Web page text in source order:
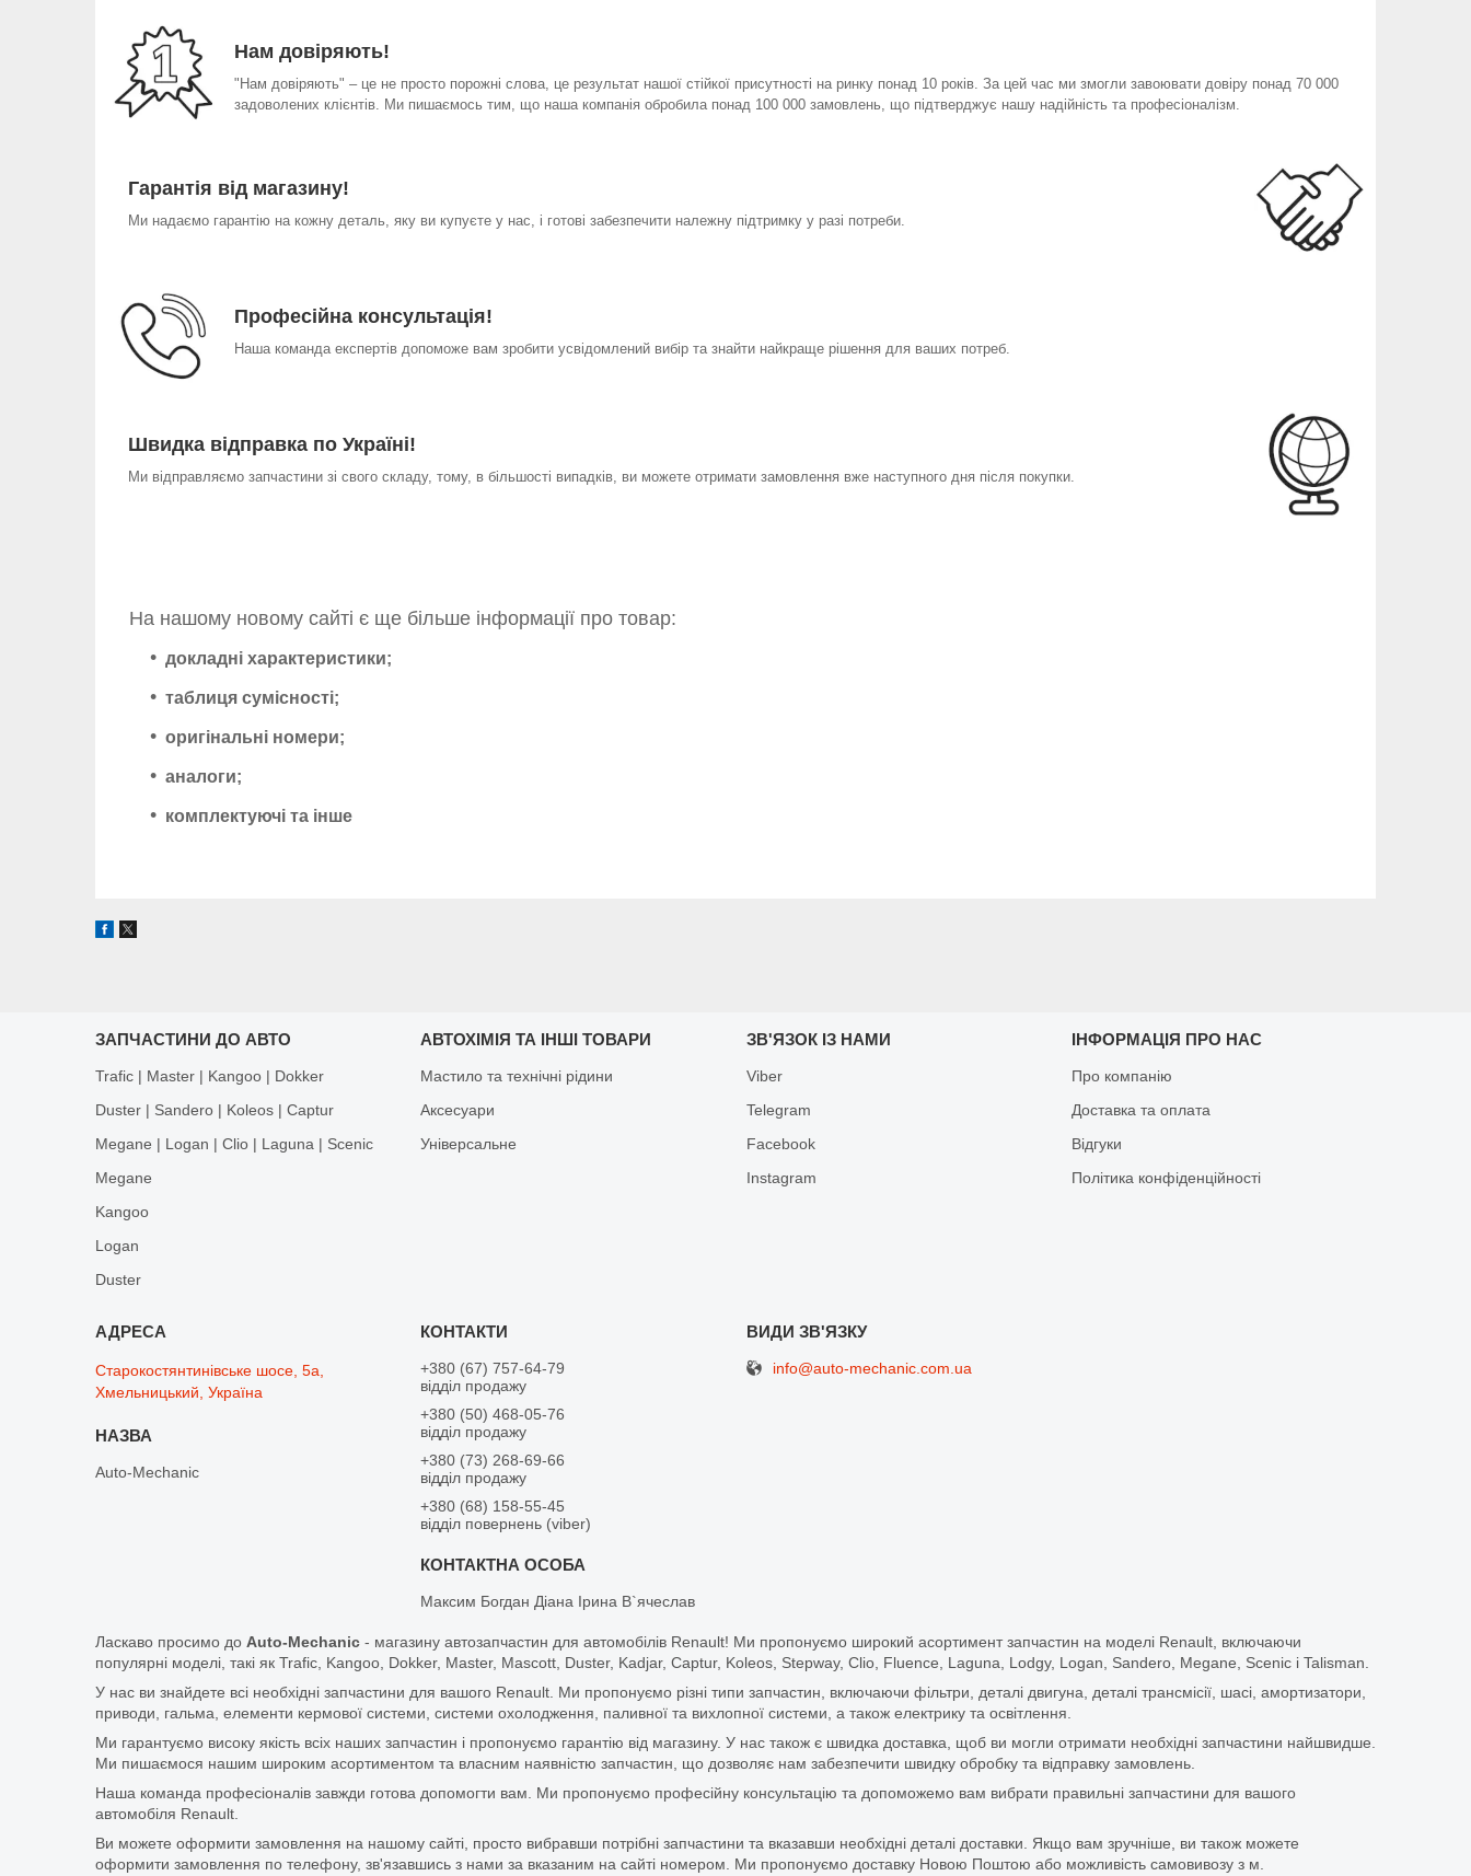
Нам довіряють!
"Нам довіряють" – це не просто порожні слова, це результат нашої стійкої присутності на ринку понад 10 років. За цей час ми змогли завоювати довіру понад 70 000
задоволених клієнтів. Ми пишаємось тим, що наша компанія обробила понад 100 000 замовлень, що підтверджує нашу надійність та професіоналізм.
Гарантія від магазину!
Ми надаємо гарантію на кожну деталь, яку ви купуєте у нас, і готові забезпечити належну підтримку у разі потреби.
Професійна консультація!
Наша команда експертів допоможе вам зробити усвідомлений вибір та знайти найкраще рішення для ваших потреб.
Швидка відправка по Україні!
Ми відправляємо запчастини зі свого складу, тому, в більшості випадків, ви можете отримати замовлення вже наступного дня після покупки.
На нашому новому сайті є ще більше інформації про товар:
докладні характеристики;
таблиця сумісності;
оригінальні номери;
аналоги;
комплектуючі та інше
ЗАПЧАСТИНИ ДО АВТО
Trafic | Master | Kangoo | Dokker
Duster | Sandero | Koleos | Captur
Megane | Logan | Clio | Laguna | Scenic
Megane
Kangoo
Logan
Duster
АВТОХІМІЯ ТА ІНШІ ТОВАРИ
Мастило та технічні рідини
Аксесуари
Універсальне
ЗВ'ЯЗОК ІЗ НАМИ
Viber
Telegram
Facebook
Іnstagram
ІНФОРМАЦІЯ ПРО НАС
Про компанію
Доставка та оплата
Відгуки
Політика конфіденційності
Старокостянтинівське шосе, 5а,
Хмельницький, Україна
Auto-Mechanic
+380 (67) 757-64-79
відділ продажу
+380 (50) 468-05-76
відділ продажу
+380 (73) 268-69-66
відділ продажу
+380 (68) 158-55-45
відділ повернень (viber)
Максим Богдан Діана Ірина В`ячеслав
info@auto-mechanic.com.ua
Ласкаво просимо до Auto-Mechanic - магазину автозапчастин для автомобілів Renault! Ми пропонуємо широкий асортимент запчастин на моделі Renault, включаючи
популярні моделі, такі як Trafic, Kangoo, Dokker, Master, Mascott, Duster, Kadjar, Captur, Koleos, Stepway, Clio, Fluence, Laguna, Lodgy, Logan, Sandero, Megane, Scenic і Talisman.
У нас ви знайдете всі необхідні запчастини для вашого Renault. Ми пропонуємо різні типи запчастин, включаючи фільтри, деталі двигуна, деталі трансмісії, шасі, амортизатори,
приводи, гальма, елементи кермової системи, системи охолодження, паливної та вихлопної системи, а також електрику та освітлення.
Ми гарантуємо високу якість всіх наших запчастин і пропонуємо гарантію від магазину. У нас також є швидка доставка, щоб ви могли отримати необхідні запчастини найшвидше.
Ми пишаємося нашим широким асортиментом та власним наявністю запчастин, що дозволяє нам забезпечити швидку обробку та відправку замовлень.
Наша команда професіоналів завжди готова допомогти вам. Ми пропонуємо професійну консультацію та допоможемо вам вибрати правильні запчастини для вашого
автомобіля Renault.
Ви можете оформити замовлення на нашому сайті, просто вибравши потрібні запчастини та вказавши необхідні деталі доставки. Якщо вам зручніше, ви також можете
оформити замовлення по телефону, зв'язавшись з нами за вказаним на сайті номером. Ми пропонуємо доставку Новою Поштою або можливість самовивозу з м.